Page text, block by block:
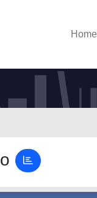
Home